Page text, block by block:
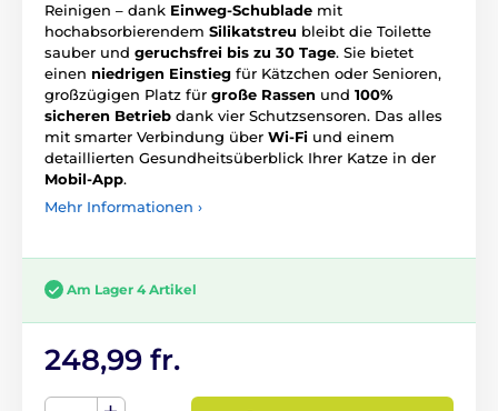
Reinigen – dank Einweg-Schublade mit
hochabsorbierendem Silikatstreu bleibt die Toilette
sauber und geruchsfrei bis zu 30 Tage. Sie bietet
einen niedrigen Einstieg für Kätzchen oder Senioren,
großzügigen Platz für große Rassen und 100%
sicheren Betrieb dank vier Schutzsensoren. Das alles
mit smarter Verbindung über Wi‑Fi und einem
detaillierten Gesundheitsüberblick Ihrer Katze in der
Mobil-App.
Mehr Informationen ›
Am Lager 4 Artikel
248,99 fr.